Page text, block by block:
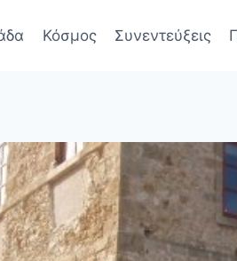
Κόσμος Συνεντεύξεις